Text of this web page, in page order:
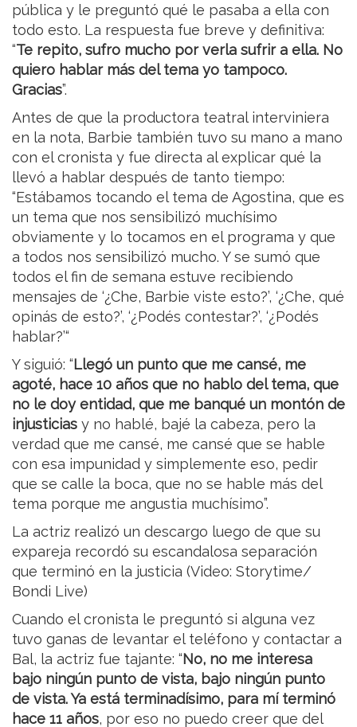
pública y le preguntó qué le pasaba a ella con
todo esto. La respuesta fue breve y definitiva:
“Te repito, sufro mucho por verla sufrir a ella. No
quiero hablar más del tema yo tampoco.
Gracias”.
Antes de que la productora teatral interviniera
en la nota, Barbie también tuvo su mano a mano
con el cronista y fue directa al explicar qué la
llevó a hablar después de tanto tiempo:
“Estábamos tocando el tema de Agostina, que es
un tema que nos sensibilizó muchísimo
obviamente y lo tocamos en el programa y que
a todos nos sensibilizó mucho. Y se sumó que
todos el fin de semana estuve recibiendo
mensajes de ‘¿Che, Barbie viste esto?’, ‘¿Che, qué
opinás de esto?’, ‘¿Podés contestar?’, ‘¿Podés
hablar?’“
Y siguió: “Llegó un punto que me cansé, me
agoté, hace 10 años que no hablo del tema, que
no le doy entidad, que me banqué un montón de
injusticias y no hablé, bajé la cabeza, pero la
verdad que me cansé, me cansé que se hable
con esa impunidad y simplemente eso, pedir
que se calle la boca, que no se hable más del
tema porque me angustia muchísimo”.
La actriz realizó un descargo luego de que su
expareja recordó su escandalosa separación
que terminó en la justicia (Video: Storytime/
Bondi Live)
Cuando el cronista le preguntó si alguna vez
tuvo ganas de levantar el teléfono y contactar a
Bal, la actriz fue tajante: “No, no me interesa
bajo ningún punto de vista, bajo ningún punto
de vista. Ya está terminadísimo, para mí terminó
hace 11 años, por eso no puedo creer que del